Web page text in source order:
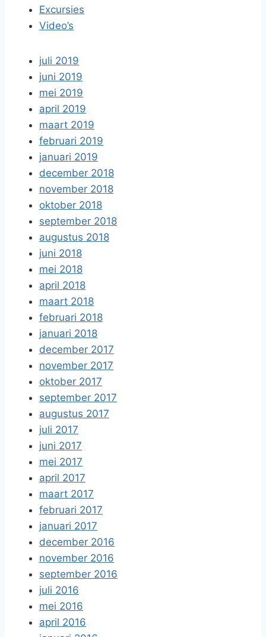
Excursies
Video’s
juli 2019
juni 2019
mei 2019
april 2019
maart 2019
februari 2019
januari 2019
december 2018
november 2018
oktober 2018
september 2018
augustus 2018
juni 2018
mei 2018
april 2018
maart 2018
februari 2018
januari 2018
december 2017
november 2017
oktober 2017
september 2017
augustus 2017
juli 2017
juni 2017
mei 2017
april 2017
maart 2017
februari 2017
januari 2017
december 2016
november 2016
september 2016
juli 2016
mei 2016
april 2016